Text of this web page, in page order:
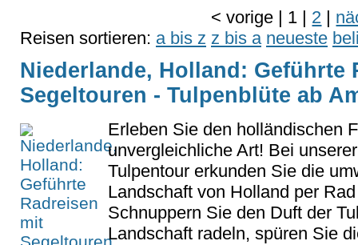
<vorige | 1 | 2 |
Reisen sortieren: a bis z z bis a neueste
Niederlande, Holland: Geführte
Segeltouren - Tulpenblüte ab
Erleben Sie den holländischen
unvergleichliche Art! Bei
Tulpentour erkunden Sie die
Landschaft von Holland per
Schnuppern Sie den Duft der
Landschaft radeln, spüren Sie